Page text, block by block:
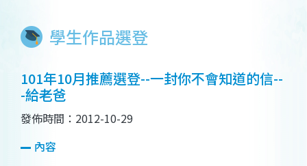
學生作品選登
101年10月推薦選登--一封你不會知道的信--
-給老爸
發佈時間：2012-10-29
內容